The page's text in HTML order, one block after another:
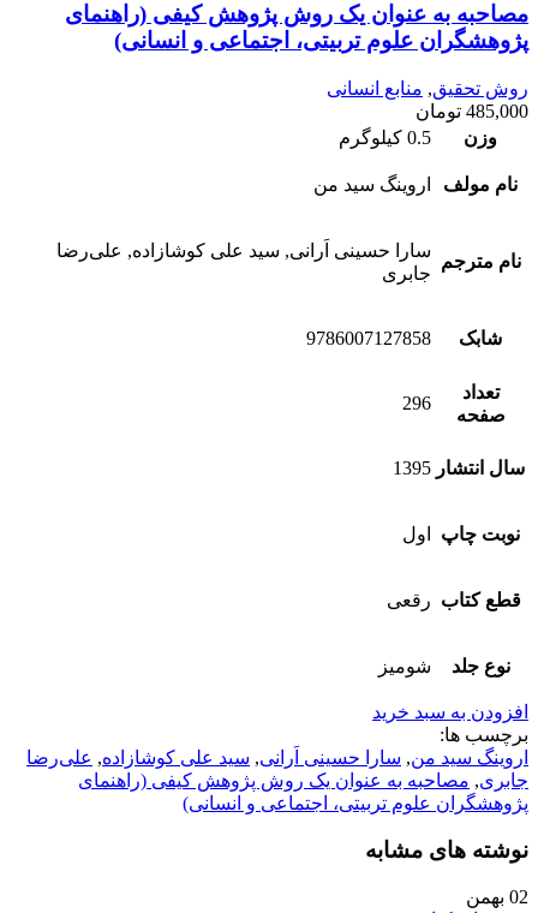
مصاحبه به ‌عنوان یک روش پژوهش کیفی (راهنمای
پژوهشگران علوم تربیتی، اجتماعی و انسانی)
روش تحقیق, منابع انسانی
485,000 تومان
وزن
0.5 کیلوگرم
نام مولف اروینگ سید من
نام مترجم
سارا حسینی اَرانی, سید علی کوشازاده, علی‌رضا
جابری
شابک 9786007127858
تعداد
صفحه
296
سال انتشار 1395
نوبت چاپ اول
قطع کتاب رقعی
نوع جلد شومیز
افزودن به سبد خرید
برچسب ها:
اروینگ سید من, سارا حسینی اَرانی, سید علی کوشازاده, علی‌رضا
جابری, مصاحبه به ‌عنوان یک روش پژوهش کیفی (راهنمای
پژوهشگران علوم تربیتی، اجتماعی و انسانی)
نوشته های مشابه
02 بهمن